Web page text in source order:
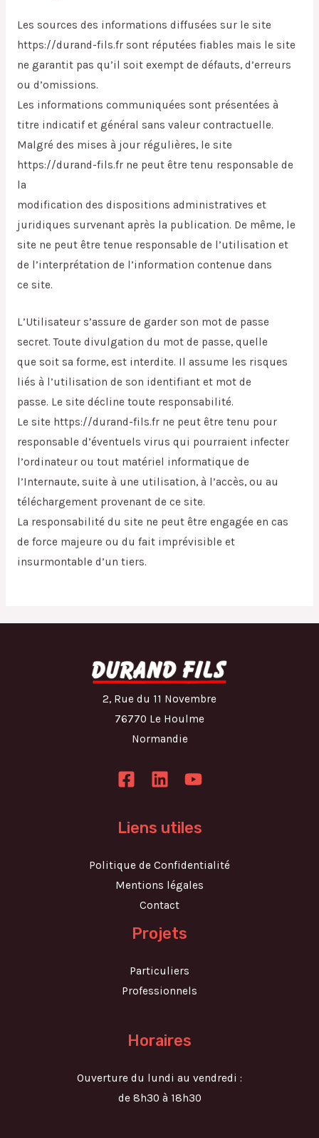
Les sources des informations diffusées sur le site
https://durand-fils.fr sont réputées fiables mais le site
ne garantit pas qu’il soit exempt de défauts, d’erreurs
ou d’omissions.
Les informations communiquées sont présentées à
titre indicatif et général sans valeur contractuelle.
Malgré des mises à jour régulières, le site
https://durand-fils.fr ne peut être tenu responsable de
la
modification des dispositions administratives et
juridiques survenant après la publication. De même, le
site ne peut être tenue responsable de l’utilisation et
de l’interprétation de l’information contenue dans
ce site.
L’Utilisateur s’assure de garder son mot de passe
secret. Toute divulgation du mot de passe, quelle
que soit sa forme, est interdite. Il assume les risques
liés à l’utilisation de son identifiant et mot de
passe. Le site décline toute responsabilité.
Le site https://durand-fils.fr ne peut être tenu pour
responsable d’éventuels virus qui pourraient infecter
l’ordinateur ou tout matériel informatique de
l’Internaute, suite à une utilisation, à l’accès, ou au
téléchargement provenant de ce site.
La responsabilité du site ne peut être engagée en cas
de force majeure ou du fait imprévisible et
insurmontable d’un tiers.
2, Rue du 11 Novembre
76770 Le Houlme
Normandie
Liens utiles
Politique de Confidentialité
Mentions légales
Contact
Projets
Particuliers
Professionnels
Horaires
Ouverture du lundi au vendredi :
de 8h30 à 18h30